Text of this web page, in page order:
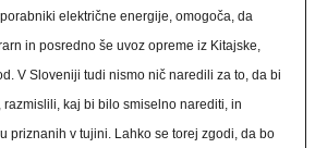
električne energije, omogoča, da
in posredno še uvoz opreme iz Kitajske,
V Sloveniji tudi nismo nič naredili za to, da bi
kaj bi bilo smiselno narediti, in
priznanih v tujini. Lahko se torej zgodi, da bo